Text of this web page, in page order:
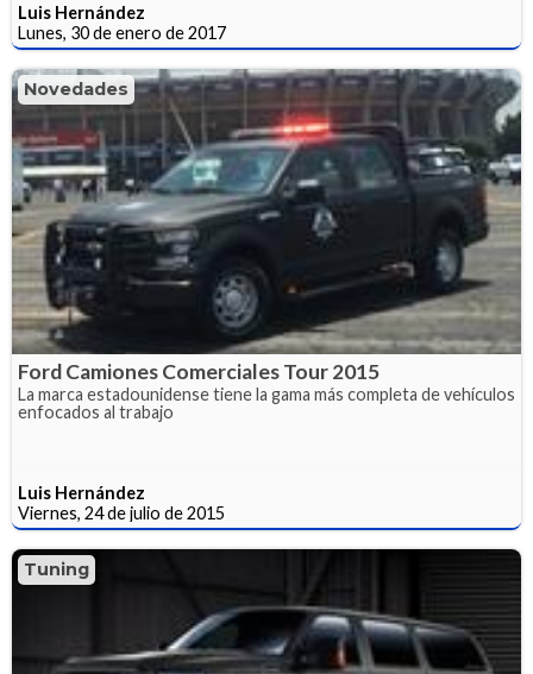
Luis Hernández
Lunes, 30 de enero de 2017
Novedades
Ford Camiones Comerciales Tour 2015
La marca estadounidense tiene la gama más completa de vehículos
enfocados al trabajo
Luis Hernández
Viernes, 24 de julio de 2015
Tuning